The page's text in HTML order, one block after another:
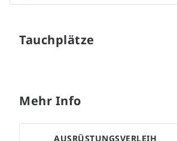
Tauchplätze
Mehr Info
AUSRÜSTUNGSVERLEIH